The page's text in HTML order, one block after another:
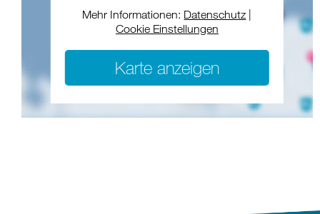
Mehr Informationen: Datenschutz
Cookie Einstellungen
Karte anzeigen